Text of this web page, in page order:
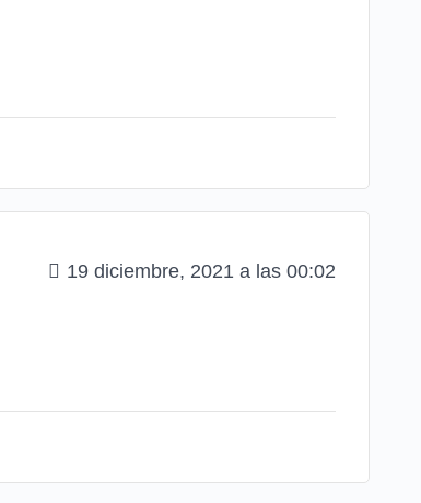
19 diciembre, 2021 a las 00:02